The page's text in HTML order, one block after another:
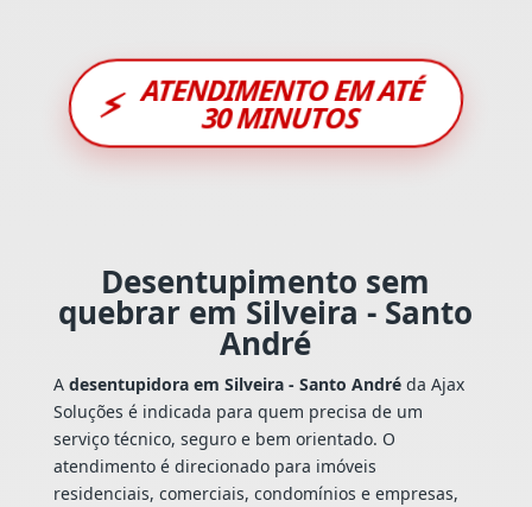
⚡ ATENDIMENTO EM ATÉ
30 MINUTOS
Desentupimento sem
quebrar em Silveira - Santo
André
A desentupidora em Silveira - Santo Andréda Ajax
Soluções é indicada para quem precisa de um
serviço técnico, seguro e bem orientado. O
atendimento é direcionado para imóveis
residenciais, comerciais, condomínios e empresas,